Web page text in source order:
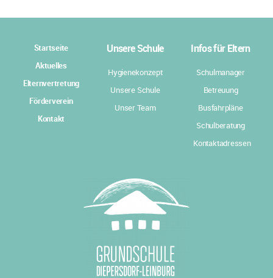
Startseite
Aktuelles
Elternvertretung
Förderverein
Kontakt
Unsere Schule
Hygienekonzept
Unsere Schule
Unser Team
Infos für Eltern
Schulmanager
Betreuung
Busfahrpläne
Schulberatung
Kontaktadressen